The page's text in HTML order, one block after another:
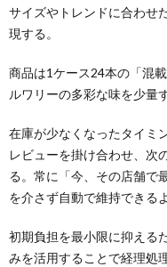
サイズやトレンドに合わせ
現する。
商品は1ケース24本の「混
ルワリーの多彩な味を少量
在庫が少なくなったタイミ
レビューを掛け合わせ、次
る。常に「今、その店舗で
を介さず自動で維持できる
初期負担を最小限に抑える
みを活用することで経理処